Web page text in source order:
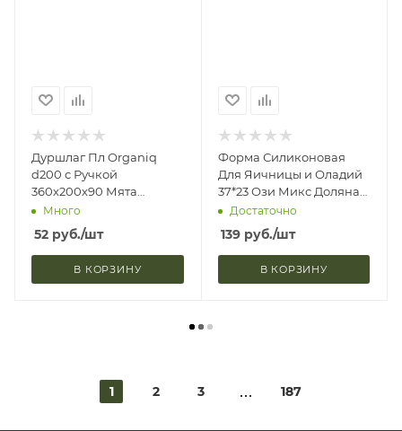
Дуршлаг Пл Organiq
d200 с Ручкой
360х200х90 Мята
Nice&Price NP-1815 (32)
Много
52 руб./шт
В КОРЗИНУ
Форма Силиконовая
Для Яичницы и Оладий
37*23 Ози Микс Доляна
7710774 (1)
Достаточно
139руб./шт
В КОРЗИНУ
1 2 3 187